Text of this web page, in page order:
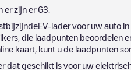
er zijn er 63
lader voor uw auto in
die laadpunten beoordelen
kaart, kunt u de laadpunten
dat geschikt is voor uw